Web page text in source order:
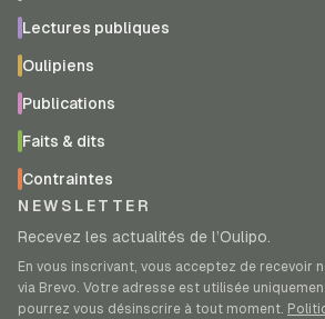
Lectures publiques
Oulipiens
Publications
Faits & dits
Contraintes
NEWSLETTER
Recevez les actualités de l’Oulipo.
En vous inscrivant, vous acceptez de recevoir
via Brevo. Votre adresse est utilisée
pourrez vous désinscrire à tout moment.